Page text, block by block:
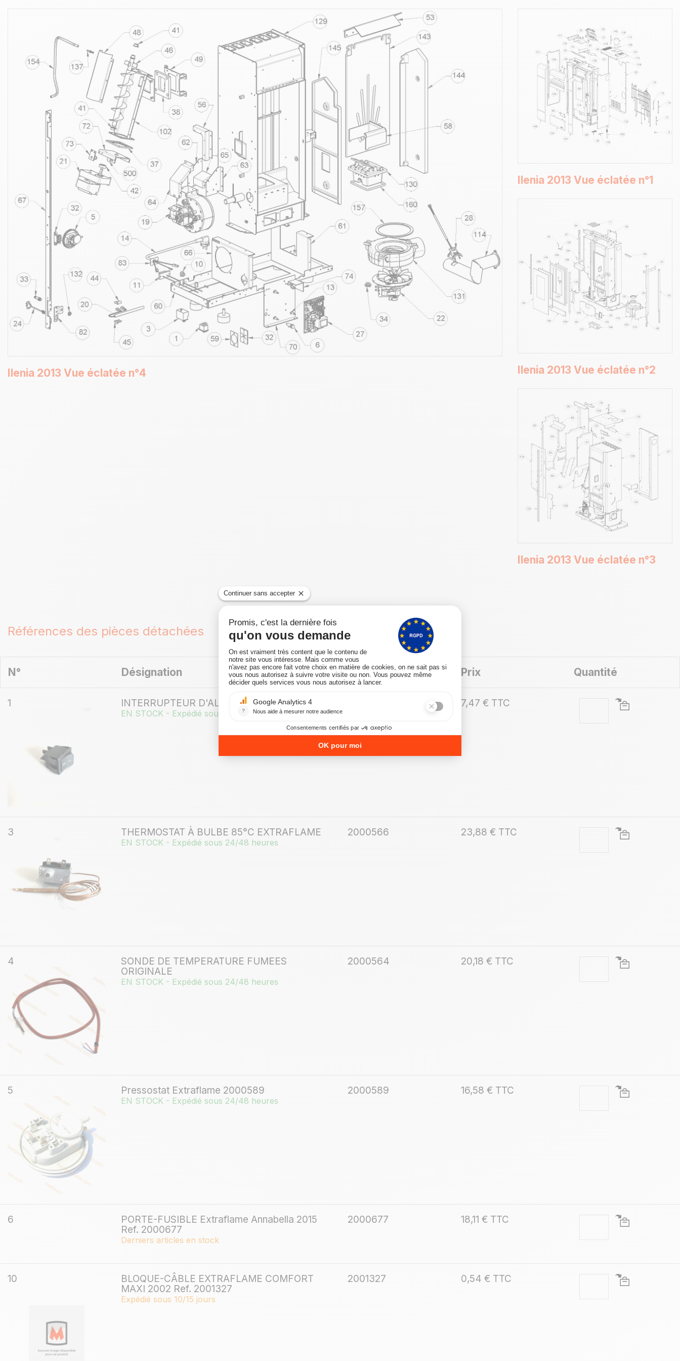
Ilenia 2013 Vue éclatée n°4
Ilenia 2013 Vue éclatée n°1
Ilenia 2013 Vue éclatée n°2
Ilenia 2013 Vue éclatée n°3
Références des pièces détachées
N° Désignation Référence Prix Quantité
1 INTERRUPTEUR D'ALIMENTATION ORIGINAL
EN STOCK - Expédié sous 24/48 heures
7,47 € TTC
3 THERMOSTAT À BULBE 85°C EXTRAFLAME
EN STOCK - Expédié sous 24/48 heures
2000566 23,88 € TTC
4
SONDE DE TEMPERATURE FUMEES
ORIGINALE
EN STOCK - Expédié sous 24/48 heures
2000564 20,18 € TTC
5 Pressostat Extraflame 2000589
EN STOCK - Expédié sous 24/48 heures
2000589 16,58 € TTC
6
PORTE-FUSIBLE Extraflame Annabella 2015
Ref. 2000677
Derniers articles en stock
2000677 18,11 € TTC
10
BLOQUE-CÂBLE EXTRAFLAME COMFORT
MAXI 2002 Ref. 2001327
Expédié sous 10/15 jours
2001327 0,54 € TTC